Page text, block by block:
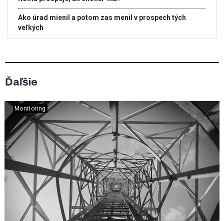
Ako úrad mienil a potom zas menil v prospech tých
veľkých
Ďaľšie
Monitoring